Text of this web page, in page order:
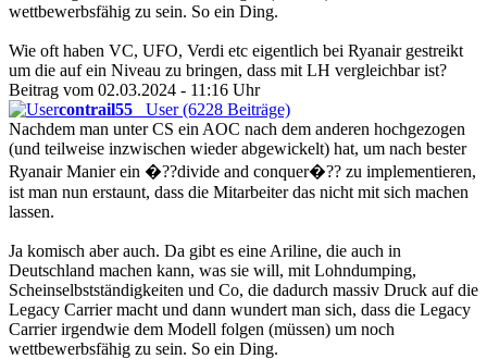
wettbewerbsfähig zu sein. So ein Ding.
Wie oft haben VC, UFO, Verdi etc eigentlich bei Ryanair gestreikt
um die auf ein Niveau zu bringen, dass mit LH vergleichbar ist?
Beitrag vom 02.03.2024 - 11:16 Uhr
contrail55
User (6228 Beiträge)
Nachdem man unter CS ein AOC nach dem anderen hochgezogen
(und teilweise inzwischen wieder abgewickelt) hat, um nach bester
Ryanair Manier ein �??divide and conquer�?? zu implementieren,
ist man nun erstaunt, dass die Mitarbeiter das nicht mit sich machen
lassen.
Ja komisch aber auch. Da gibt es eine Ariline, die auch in
Deutschland machen kann, was sie will, mit Lohndumping,
Scheinselbstständigkeiten und Co, die dadurch massiv Druck auf die
Legacy Carrier macht und dann wundert man sich, dass die Legacy
Carrier irgendwie dem Modell folgen (müssen) um noch
wettbewerbsfähig zu sein. So ein Ding.